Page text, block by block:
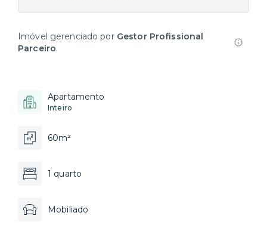
Imóvel gerenciado por Gestor Profissional
Parceiro.
Apartamento
Inteiro
60m²
1 quarto
Mobiliado